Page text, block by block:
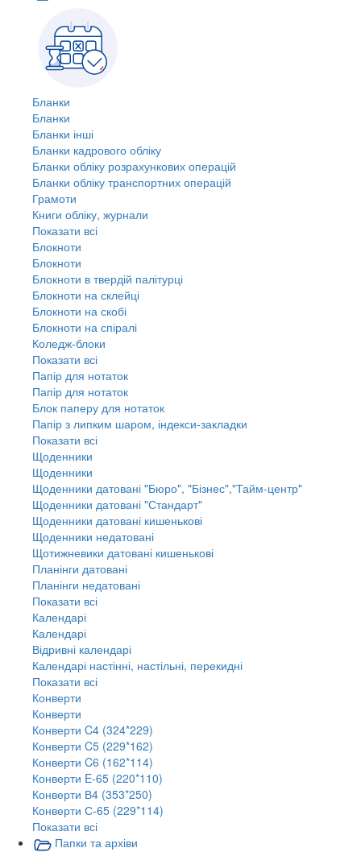
Бланки
Бланки
Бланки інші
Бланки кадрового обліку
Бланки обліку розрахункових операцій
Бланки обліку транспортних операцій
Грамоти
Книги обліку, журнали
Показати всі
Блокноти
Блокноти
Блокноти в твердій палітурці
Блокноти на склейці
Блокноти на скобі
Блокноти на спіралі
Коледж-блоки
Показати всі
Папір для нотаток
Папір для нотаток
Блок паперу для нотаток
Папір з липким шаром, індекси-закладки
Показати всі
Щоденники
Щоденники
Щоденники датовані "Бюро", "Бізнес","Тайм-центр"
Щоденники датовані "Стандарт"
Щоденники датовані кишенькові
Щоденники недатовані
Щотижневики датовані кишенькові
Планінги датовані
Планінги недатовані
Показати всі
Календарі
Календарі
Відривні календарі
Календарі настінні, настільні, перекидні
Показати всі
Конверти
Конверти
Конверти C4 (324*229)
Конверти C5 (229*162)
Конверти C6 (162*114)
Конверти E-65 (220*110)
Конверти В4 (353*250)
Конверти С-65 (229*114)
Показати всі
Папки та архіви